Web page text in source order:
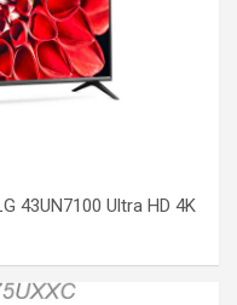
43UN7100 Ultra HD 4K